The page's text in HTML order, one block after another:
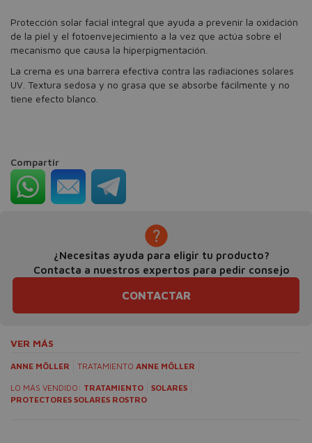
Protección solar facial integral que ayuda a prevenir la oxidación
de la piel y el fotoenvejecimiento a la vez que actúa sobre el
mecanismo que causa la hiperpigmentación.
La crema es una barrera efectiva contra las radiaciones solares
UV. Textura sedosa y no grasa que se absorbe fácilmente y no
tiene efecto blanco.
Compartir
¿Necesitas ayuda para eligir tu producto?
Contacta a nuestros expertos para pedir consejo
CONTACTAR
VER MÁS
ANNE MÖLLER TRATAMIENTO ANNE MÖLLER
LO MÁS VENDIDO: TRATAMIENTO
SOLARES
PROTECTORES SOLARES ROSTRO